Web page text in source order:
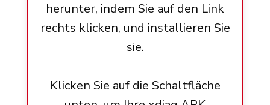
herunter, indem Sie auf den Link
rechts klicken, und installieren Sie
sie.
Klicken Sie auf die Schaltfläche